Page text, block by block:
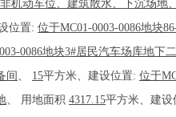
机动车位、建筑散水、下沉场地
位置: 位于MC01-0003-0086地块
0086地块3#居民汽车场库地下
间 、 15平方米、建设位置: 位于
、 用地面积 4317.15平方米、建设